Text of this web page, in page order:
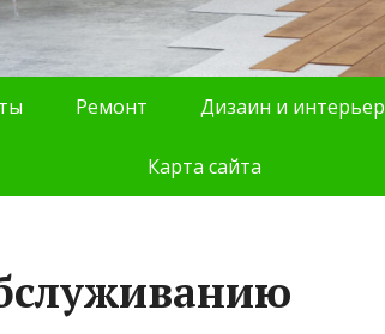
Ремонт Дизаин и интерьер
Карта сайта